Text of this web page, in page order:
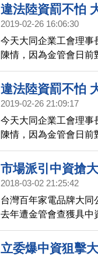
光資本，都是人頭帳戶
違法陸資罰不怕
2019-02-26 16:06:30
今天大同企業工會理事
陳情，因為金管會日
表認為，主管機關對違
權力，懇請金管會嚴辦
違法陸資罰不怕
2019-02-26 21:09:17
今天大同企業工會理事
陳情，因為金管會日
表認為，主管機關對違
權力，懇請金管會嚴辦
市場派引中資搶
2018-03-02 21:25:42
台灣百年家電品牌大同
去年遭金管會查獲具中
將近過半股權，更計畫
消息還未獲證實，已經
立委爆中資狙擊